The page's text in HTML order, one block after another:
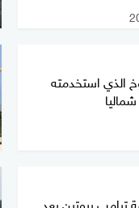
الذي استخدمته
ترامب ببوتين بعد